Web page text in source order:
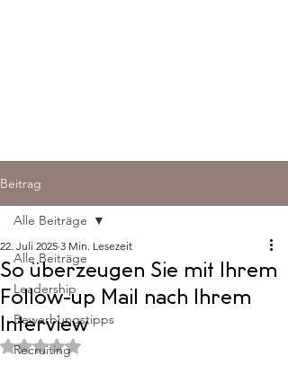
Beitrag
Alle Beiträge
Leadership
Bewerbungstipps
Recruiting
Alle Beiträge
So überzeugen Sie mit Ihrem
Follow-up Mail nach Ihrem
Interview
22. Juli 2025 3 Min. Lesezeit
Mit NaN von 5 Sternen bewertet.